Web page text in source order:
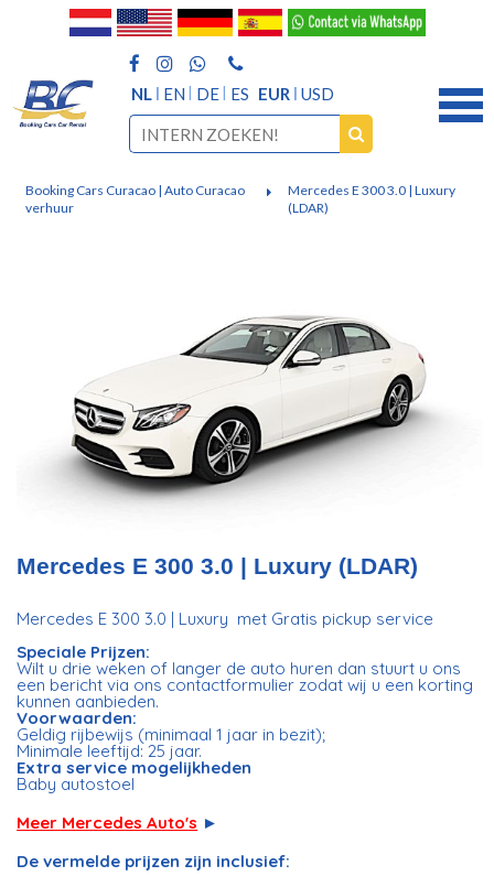
NL EN DE ES EUR USD
Booking Cars Curacao | Auto Curacao
verhuur
Mercedes E 300 3.0 | Luxury
(LDAR)
Mercedes E 300 3.0 | Luxury (LDAR)
Mercedes E 300 3.0 | Luxury met Gratis pickup service
Speciale Prijzen:
Wilt u drie weken of langer de auto huren dan stuurt u ons
een bericht via ons contactformulier zodat wij u een korting
kunnen aanbieden.
Voorwaarden:
Geldig rijbewijs (minimaal 1 jaar in bezit);
Minimale leeftijd: 25 jaar.
Extra service mogelijkheden
Baby autostoel
Meer Mercedes Auto's ►
De vermelde prijzen zijn inclusief: